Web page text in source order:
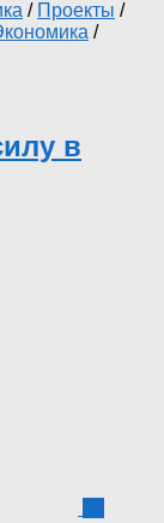
/ Проекты /
/
в